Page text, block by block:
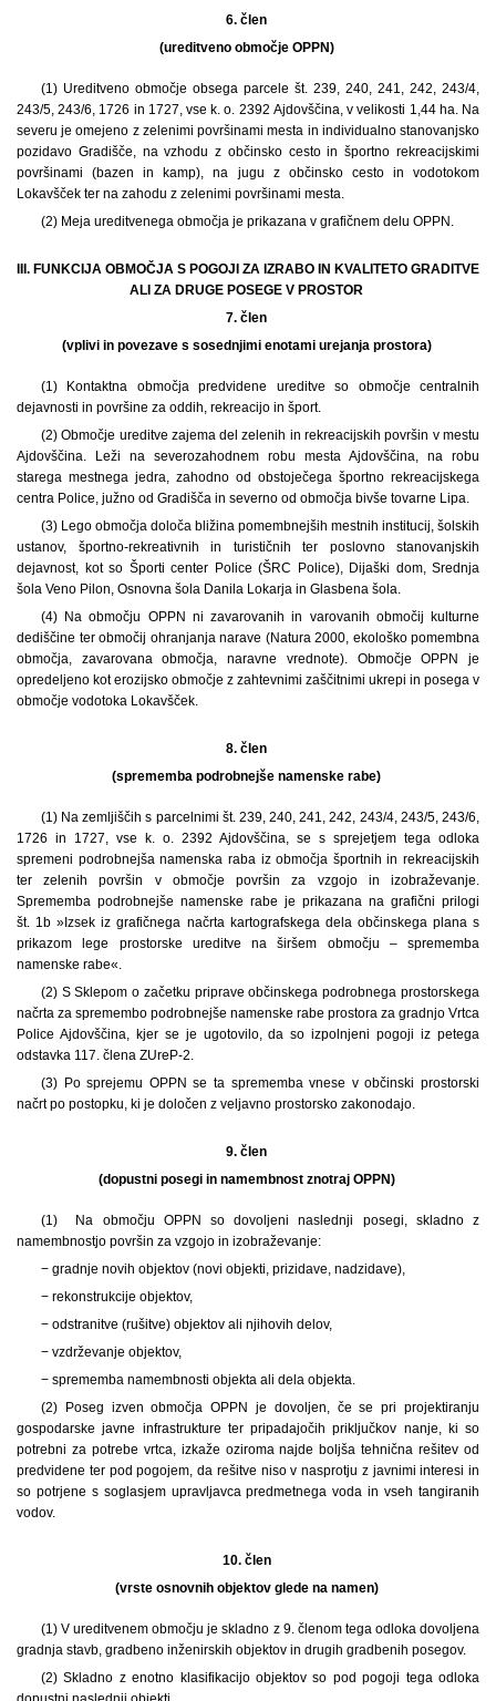
6. člen
(ureditveno območje OPPN)
(1) Ureditveno območje obsega parcele št. 239, 240, 241, 242, 243/4,
243/5, 243/6, 1726 in 1727, vse k. o. 2392 Ajdovščina, v velikosti 1,44 ha. Na
severu je omejeno z zelenimi površinami mesta in individualno stanovanjsko
pozidavo Gradišče, na vzhodu z občinsko cesto in športno rekreacijskimi
površinami (bazen in kamp), na jugu z občinsko cesto in vodotokom
Lokavšček ter na zahodu z zelenimi površinami mesta.
(2) Meja ureditvenega območja je prikazana v grafičnem delu OPPN.
III. FUNKCIJA OBMOČJA S POGOJI ZA IZRABO IN KVALITETO GRADITVE
ALI ZA DRUGE POSEGE V PROSTOR
7. člen
(vplivi in povezave s sosednjimi enotami urejanja prostora)
(1) Kontaktna območja predvidene ureditve so območje centralnih
dejavnosti in površine za oddih, rekreacijo in šport.
(2) Območje ureditve zajema del zelenih in rekreacijskih površin v mestu
Ajdovščina. Leži na severozahodnem robu mesta Ajdovščina, na robu
starega mestnega jedra, zahodno od obstoječega športno rekreacijskega
centra Police, južno od Gradišča in severno od območja bivše tovarne Lipa.
(3) Lego območja določa bližina pomembnejših mestnih institucij, šolskih
ustanov, športno-rekreativnih in turističnih ter poslovno stanovanjskih
dejavnost, kot so Športi center Police (ŠRC Police), Dijaški dom, Srednja
šola Veno Pilon, Osnovna šola Danila Lokarja in Glasbena šola.
(4) Na območju OPPN ni zavarovanih in varovanih območij kulturne
dediščine ter območij ohranjanja narave (Natura 2000, ekološko pomembna
območja, zavarovana območja, naravne vrednote). Območje OPPN je
opredeljeno kot erozijsko območje z zahtevnimi zaščitnimi ukrepi in posega v
območje vodotoka Lokavšček.
8. člen
(sprememba podrobnejše namenske rabe)
(1) Na zemljiščih s parcelnimi št. 239, 240, 241, 242, 243/4, 243/5, 243/6,
1726 in 1727, vse k. o. 2392 Ajdovščina, se s sprejetjem tega odloka
spremeni podrobnejša namenska raba iz območja športnih in rekreacijskih
ter zelenih površin v območje površin za vzgojo in izobraževanje.
Sprememba podrobnejše namenske rabe je prikazana na grafični prilogi
št. 1b »Izsek iz grafičnega načrta kartografskega dela občinskega plana s
prikazom lege prostorske ureditve na širšem območju – sprememba
namenske rabe«.
(2) S Sklepom o začetku priprave občinskega podrobnega prostorskega
načrta za spremembo podrobnejše namenske rabe prostora za gradnjo Vrtca
Police Ajdovščina, kjer se je ugotovilo, da so izpolnjeni pogoji iz petega
odstavka 117. člena ZUreP-2.
(3) Po sprejemu OPPN se ta sprememba vnese v občinski prostorski
načrt po postopku, ki je določen z veljavno prostorsko zakonodajo.
9. člen
(dopustni posegi in namembnost znotraj OPPN)
(1) Na območju OPPN so dovoljeni naslednji posegi, skladno z
namembnostjo površin za vzgojo in izobraževanje:
− gradnje novih objektov (novi objekti, prizidave, nadzidave),
− rekonstrukcije objektov,
− odstranitve (rušitve) objektov ali njihovih delov,
− vzdrževanje objektov,
− sprememba namembnosti objekta ali dela objekta.
(2) Poseg izven območja OPPN je dovoljen, če se pri projektiranju
gospodarske javne infrastrukture ter pripadajočih priključkov nanje, ki so
potrebni za potrebe vrtca, izkaže oziroma najde boljša tehnična rešitev od
predvidene ter pod pogojem, da rešitve niso v nasprotju z javnimi interesi in
so potrjene s soglasjem upravljavca predmetnega voda in vseh tangiranih
vodov.
10. člen
(vrste osnovnih objektov glede na namen)
(1) V ureditvenem območju je skladno z 9. členom tega odloka dovoljena
gradnja stavb, gradbeno inženirskih objektov in drugih gradbenih posegov.
(2) Skladno z enotno klasifikacijo objektov so pod pogoji tega odloka